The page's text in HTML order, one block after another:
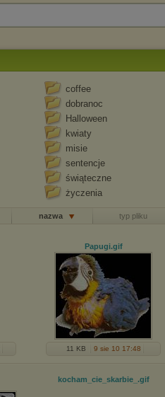
coffee
dobranoc
Halloween
kwiaty
misie
sentencje
świąteczne
życzenia
nazwa typ pliku
Papugi.gif
11 KB 9 sie 10 17:48
kocham_cie_skarbie_ .gif